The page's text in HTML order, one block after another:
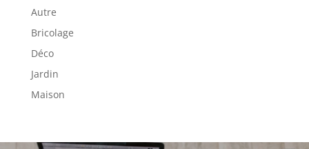
Autre
Bricolage
Déco
Jardin
Maison